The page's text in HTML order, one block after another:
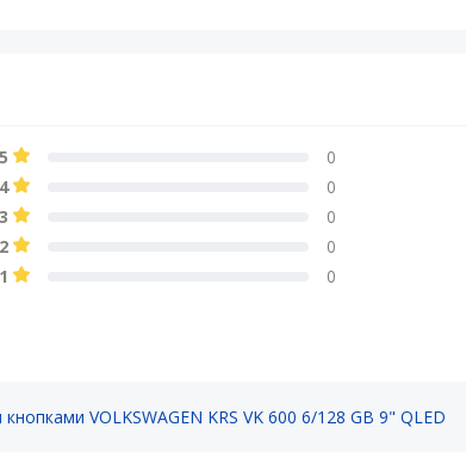
5
0
4
0
3
0
2
0
1
0
VOLKSWAGEN KRS VK 600 6/128 GB 9" QLED